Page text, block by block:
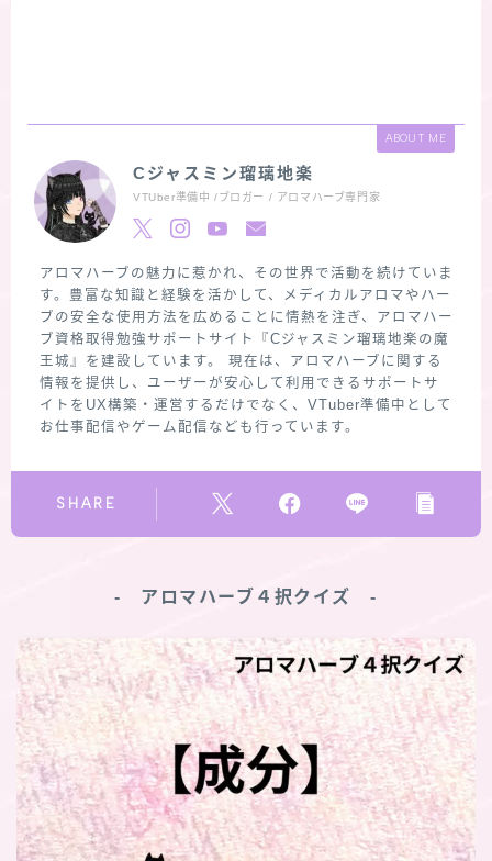
ABOUT ME
Cジャスミン瑠璃地楽
VTUber準備中 /ブロガー / アロマハーブ専門家
アロマハーブの魅力に惹かれ、その世界で活動を続けていま
す。豊富な知識と経験を活かして、メディカルアロマやハー
ブの安全な使用方法を広めることに情熱を注ぎ、アロマハー
ブ資格取得勉強サポートサイト『Cジャスミン瑠璃地楽の魔
王城』を建設しています。 現在は、アロマハーブに関する
情報を提供し、ユーザーが安心して利用できるサポートサ
イトをUX構築・運営するだけでなく、VTuber準備中として
お仕事配信やゲーム配信なども行っています。
SHARE
‐ アロマハーブ４択クイズ ‐